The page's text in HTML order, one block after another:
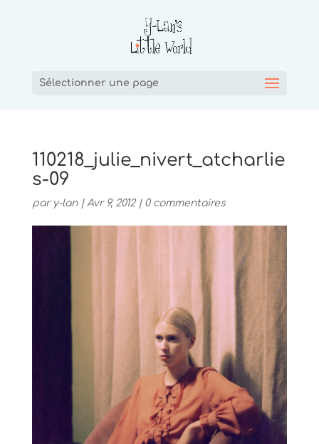
Sélectionner une page
110218_julie_nivert_atcharlie
s-09
par y-lan| Avr 9, 2012| 0 commentaires